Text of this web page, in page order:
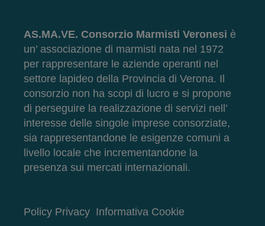
AS.MA.VE. Consorzio Marmisti Veronesi è
un’ associazione di marmisti nata nel 1972
per rappresentare le aziende operanti nel
settore lapideo della Provincia di Verona. Il
consorzio non ha scopi di lucro e si propone
di perseguire la realizzazione di servizi nell’
interesse delle singole imprese consorziate,
sia rappresentandone le esigenze comuni a
livello locale che incrementandone la
presenza sui mercati internazionali.
Policy Privacy Informativa Cookie